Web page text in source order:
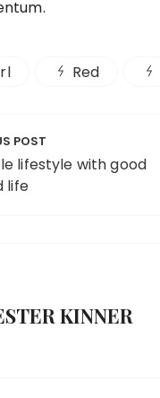
Red
POST
lifestyle with good
life
KINNER